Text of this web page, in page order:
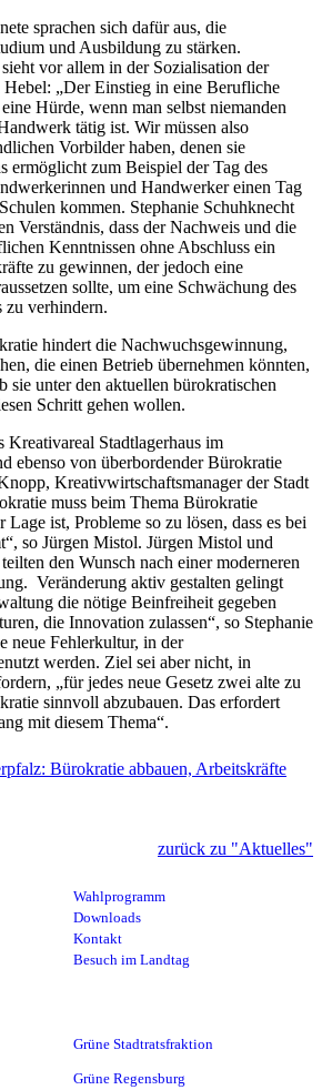
sprachen sich dafür aus, die
und Ausbildung zu stärken.
vor allem in der Sozialisation der
Hebel: „Der Einstieg in eine Berufliche
Hürde, wenn man selbst niemanden
tätig ist. Wir müssen also
Vorbilder haben, denen sie
ermöglicht zum Beispiel der Tag des
und Handwerker einen Tag
kommen. Stephanie Schuhknecht
Verständnis, dass der Nachweis und die
Kenntnissen ohne Abschluss ein
zu gewinnen, der jedoch eine
sollte, um eine Schwächung des
zu verhindern.
hindert die Nachwuchsgewinnung,
die einen Betrieb übernehmen könnten,
sie unter den aktuellen bürokratischen
Schritt gehen wollen.
Stadtlagerhaus im
ebenso von überbordender Bürokratie
Kreativwirtschaftsmanager der Stadt
muss beim Thema Bürokratie
Lage ist, Probleme so zu lösen, dass es bei
so Jürgen Mistol. Jürgen Mistol und
den Wunsch nach einer moderneren
Veränderung aktiv gestalten gelingt
die nötige Beinfreiheit gegeben
die Innovation zulassen“, so Stephanie
neue Fehlerkultur, in der
werden. Ziel sei aber nicht, in
„für jedes neue Gesetz zwei alte zu
sinnvoll abzubauen. Das erfordert
mit diesem Thema“.
zurück zu "Aktuelles"
Wahlprogramm
Downloads
Kontakt
Besuch im Landtag
Grüne Stadtratsfraktion
Grüne Regensburg